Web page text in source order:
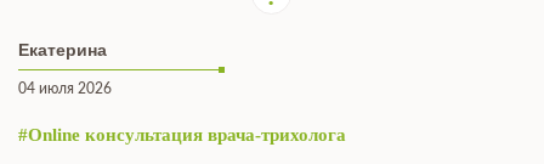
Екатерина
04 июля 2026
#Online консультация врача-трихолога